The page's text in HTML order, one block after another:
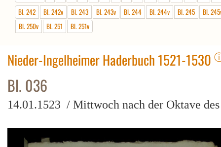
Bl. 242
Bl. 242v Bl. 243 Bl. 243v Bl. 244 Bl. 244v Bl. 245
Bl.
Bl. 250v
Bl. 251 Bl. 251v
Nieder-Ingelheimer Haderbuch 1521-1530
Bl. 036
14.01.1523 / Mittwoch nach der Oktave